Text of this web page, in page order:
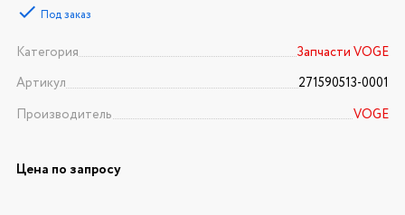
Под заказ
Категория
Запчасти VOGE
Артикул
271590513-0001
Производитель
VOGE
Цена по запросу